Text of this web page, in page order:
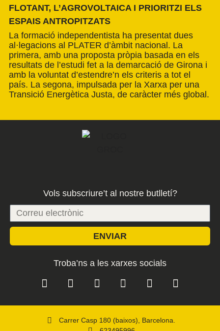
FLOTANT, L’AGROVOLTAICA I PRIORITZI ELS
ESPAIS ANTROPITZATS
La formació independentista ha presentat dues
al·legacions al PLATER d’àmbit nacional. La
primera, amb una proposta pròpia basada en els
resultats de l’estudi fet a la demarcació de Girona i
amb la voluntat d’estendre’n els criteris a tot el
país. La segona, impulsada per la Xarxa per una
Transició Energètica Justa, de caràcter més global.
Vols subscriure’t al nostre butlletí?
ENVIAR
Troba’ns a les xarxes socials
Carrer Casp 180 (baixos), Barcelona.